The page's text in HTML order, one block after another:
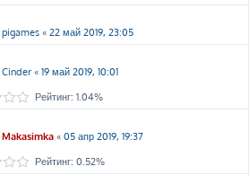
pigames « 22 май 2019, 23:05
Cinder « 19 май 2019, 10:01
Рейтинг: 1.04%
Makasimka « 05 апр 2019, 19:37
Рейтинг: 0.52%